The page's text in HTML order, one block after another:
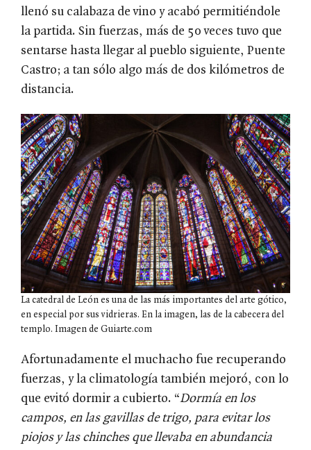
llenó su calabaza de vino y acabó permitiéndole
la partida. Sin fuerzas, más de 50 veces tuvo que
sentarse hasta llegar al pueblo siguiente, Puente
Castro; a tan sólo algo más de dos kilómetros de
distancia.
La catedral de León es una de las más importantes del arte gótico,
en especial por sus vidrieras. En la imagen, las de la cabecera del
templo. Imagen de Guiarte.com
Afortunadamente el muchacho fue recuperando
fuerzas, y la climatología también mejoró, con lo
que evitó dormir a cubierto. “Dormía en los
campos, en las gavillas de trigo, para evitar los
piojos y las chinches que llevaba en abundancia